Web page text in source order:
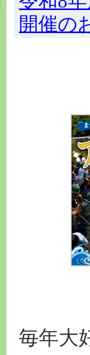
開催の
毎年大